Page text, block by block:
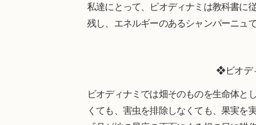
私達にとって、ビオディナミは教科書に
残し、エネルギーのあるシャンパーニュ
❖ビオデ
ビオディナミでは畑そのものを生命体と
くても、害虫を排除しなくても、果実を